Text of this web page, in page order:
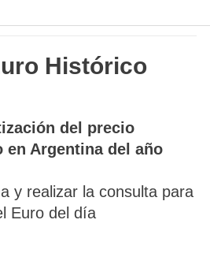
Histórico
del precio
en Argentina del año
y realizar la consulta para
Euro del día